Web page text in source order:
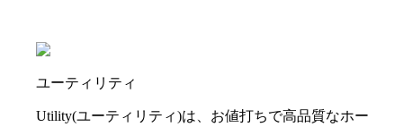
ユーティリティ
Utility(ユーティリティ)は、お値打ちで高品質なホー